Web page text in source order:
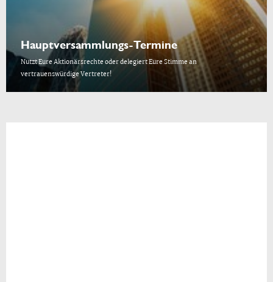
Hauptversammlungs-Termine
Nutzt Eure Aktionärsrechte oder delegiert Eure Stimme an
vertrauenswürdige Vertreter!